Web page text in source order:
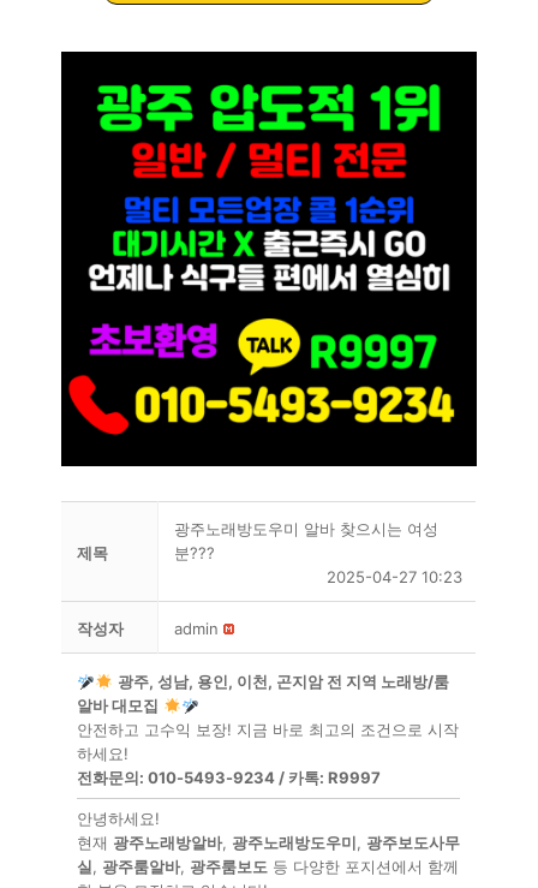
제목
광주노래방도우미 알바 찾으시는 여성
분???
2025-04-27 10:23
작성자 admin
광주, 성남, 용인, 이천, 곤지암 전 지역 노래방/룸
알바 대모집
안전하고 고수익 보장! 지금 바로 최고의 조건으로 시작
하세요!
전화문의: 010-5493-9234 / 카톡: R9997
안녕하세요!
현재 광주노래방알바, 광주노래방도우미, 광주보도사무
실, 광주룸알바, 광주룸보도 등 다양한 포지션에서 함께